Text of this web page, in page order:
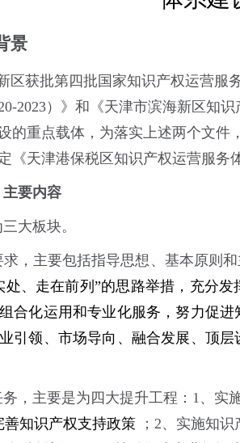
景
区获批第四批国家知识产权运营服
2023）》和《天津市滨海新区知
的重点载体，为落实上述两个文件
《天津港保税区知识产权运营服务
要内容
大板块。
，主要包括指导思想、基本原则和
处、走在前列”的思路举措，充分发
合化运用和专业化服务，努力促
引领、市场导向、融合发展、顶
，主要是为四大提升工程：1、实
知识产权支持政策
；2、实施知